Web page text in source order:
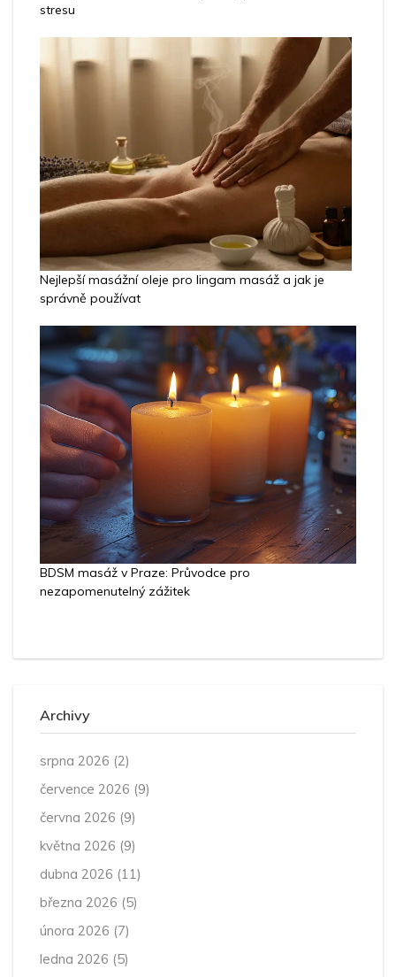
stresu
Nejlepší masážní oleje pro lingam masáž a jak je
správně používat
BDSM masáž v Praze: Průvodce pro
nezapomenutelný zážitek
Archivy
srpna 2026 (2)
července 2026 (9)
června 2026 (9)
května 2026 (9)
dubna 2026 (11)
března 2026 (5)
února 2026 (7)
ledna 2026 (5)